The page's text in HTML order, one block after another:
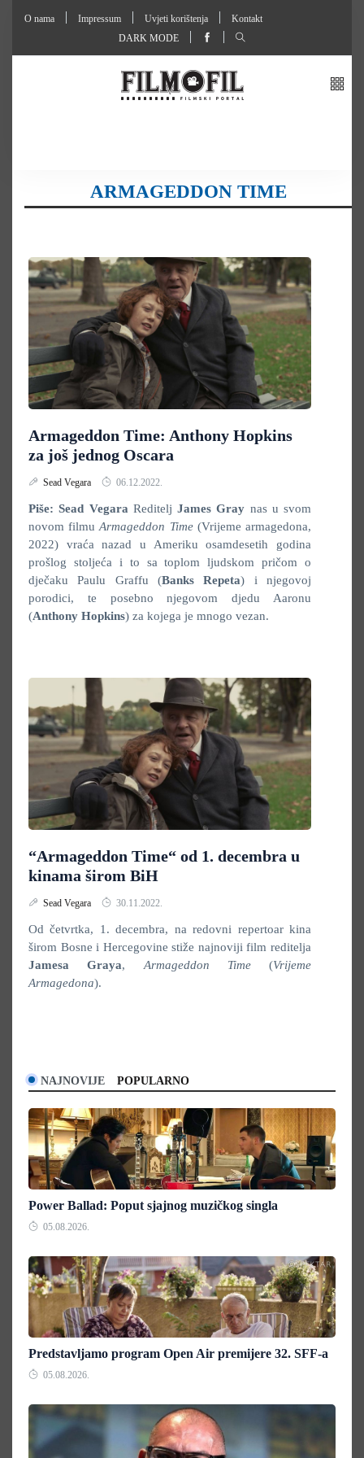
O nama Impressum Uvjeti korištenja
Kontakt
DARK MODE
ARMAGEDDON TIME
Armageddon Time: Anthony Hopkins
za još jednog Oscara
Sead Vegara 06.12.2022.
Piše: Sead Vegara Reditelj James Gray nas u svom
novom filmuArmageddon Time (Vrijeme armagedona,
2022) vraća nazad u Ameriku osamdesetih godina
prošlog stoljeća i to sa toplom ljudskom pričom o
dječaku Paulu Graffu (Banks Repeta) i njegovoj
porodici, te posebno njegovom djedu Aaronu
(Anthony Hopkins) za kojega je mnogo vezan.
“Armageddon Time“ od 1. decembra u
kinama širom BiH
Sead Vegara 30.11.2022.
Od četvrtka, 1. decembra, na redovni repertoar kina
širom Bosne i Hercegovine stiže najnoviji film reditelja
Jamesa Graya, Armageddon Time(Vrijeme
Armagedona).
NAJNOVIJE POPULARNO
Power Ballad: Poput sjajnog muzičkog singla
05.08.2026.
Predstavljamo program Open Air premijere 32. SFF-a
05.08.2026.